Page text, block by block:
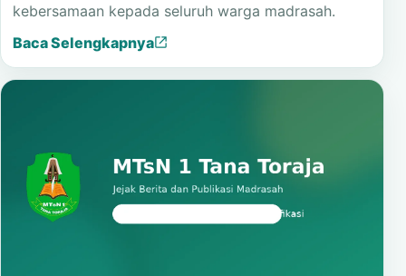
kebersamaan kepada seluruh warga madrasah.
Baca Selengkapnya